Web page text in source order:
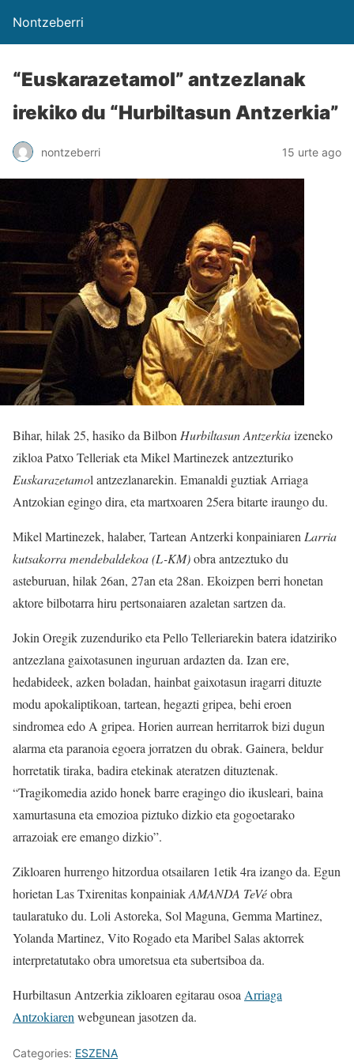
Nontzeberri
“Euskarazetamol” antzezlanak
irekiko du “Hurbiltasun Antzerkia”
nontzeberri 15 urte ago
Bihar, hilak 25, hasiko da Bilbon Hurbiltasun Antzerkiaizeneko
zikloa Patxo Telleriak eta Mikel Martinezek antzezturiko
Euskarazetamol antzezlanarekin. Emanaldi guztiak Arriaga
Antzokian egingo dira, eta martxoaren 25era bitarte iraungo du.
Mikel Martinezek, halaber, Tartean Antzerki konpainiaren Larria
kutsakorra mendebaldekoa (L-KM)obra antzeztuko du
asteburuan, hilak 26an, 27an eta 28an. Ekoizpen berri honetan
aktore bilbotarra hiru pertsonaiaren azaletan sartzen da.
Jokin Oregik zuzenduriko eta Pello Telleriarekin batera idatziriko
antzezlana gaixotasunen inguruan ardazten da. Izan ere,
hedabideek, azken boladan, hainbat gaixotasun iragarri dituzte
modu apokaliptikoan, tartean, hegazti gripea, behi eroen
sindromea edo A gripea. Horien aurrean herritarrok bizi dugun
alarma eta paranoia egoera jorratzen du obrak. Gainera, beldur
horretatik tiraka, badira etekinak ateratzen dituztenak.
“Tragikomedia azido honek barre eragingo dio ikusleari, baina
xamurtasuna eta emozioa piztuko dizkio eta gogoetarako
arrazoiak ere emango dizkio”.
Zikloaren hurrengo hitzordua otsailaren 1etik 4ra izango da. Egun
horietan Las Txirenitas konpainiakAMANDA TeVéobra
taularatuko du. Loli Astoreka, Sol Maguna, Gemma Martinez,
Yolanda Martinez, Vito Rogado eta Maribel Salas aktorrek
interpretatutako obra umoretsua eta subertsiboa da.
Hurbiltasun Antzerkia zikloaren egitarau osoa Arriaga
Antzokiaren webgunean jasotzen da.
Categories: ESZENA